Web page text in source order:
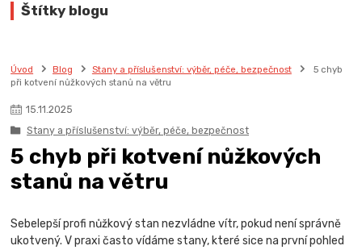
Štítky blogu
Úvod Blog Stany a příslušenství: výběr, péče, bezpečnost
5 chyb
při kotvení nůžkových stanů na větru
15 11 2025
Stany a příslušenství: výběr, péče, bezpečnost
5 chyb při kotvení nůžkových
stanů na větru
Sebelepší profi nůžkový stan nezvládne vítr, pokud není správně
ukotvený. V praxi často vídáme stany, které sice na první pohled